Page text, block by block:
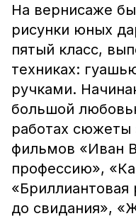
На вернисаже
рисунки юных
пятый класс,
техниках:
ручками.
большой
работах сюжеты
фильмов «Иван
профессию»,
до свидания»,